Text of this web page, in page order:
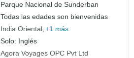
Parque Nacional de Sunderban
Todas las edades son bienvenidas
India Oriental +1 más
Solo: Inglés
Agora Voyages OPC Pvt Ltd